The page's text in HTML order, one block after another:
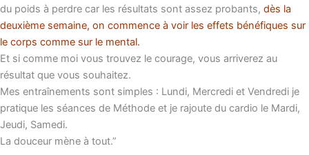
du poids à perdre car les résultats sont assez probants, dès la
deuxième semaine, on commence à voir les effets bénéfiques sur
le corps comme sur le mental.
Et si comme moi vous trouvez le courage, vous arriverez au
résultat que vous souhaitez.
Mes entraînements sont simples : Lundi, Mercredi et Vendredi je
pratique les séances de Méthode et je rajoute du cardio le Mardi,
Jeudi, Samedi.
La douceur mène à tout.”